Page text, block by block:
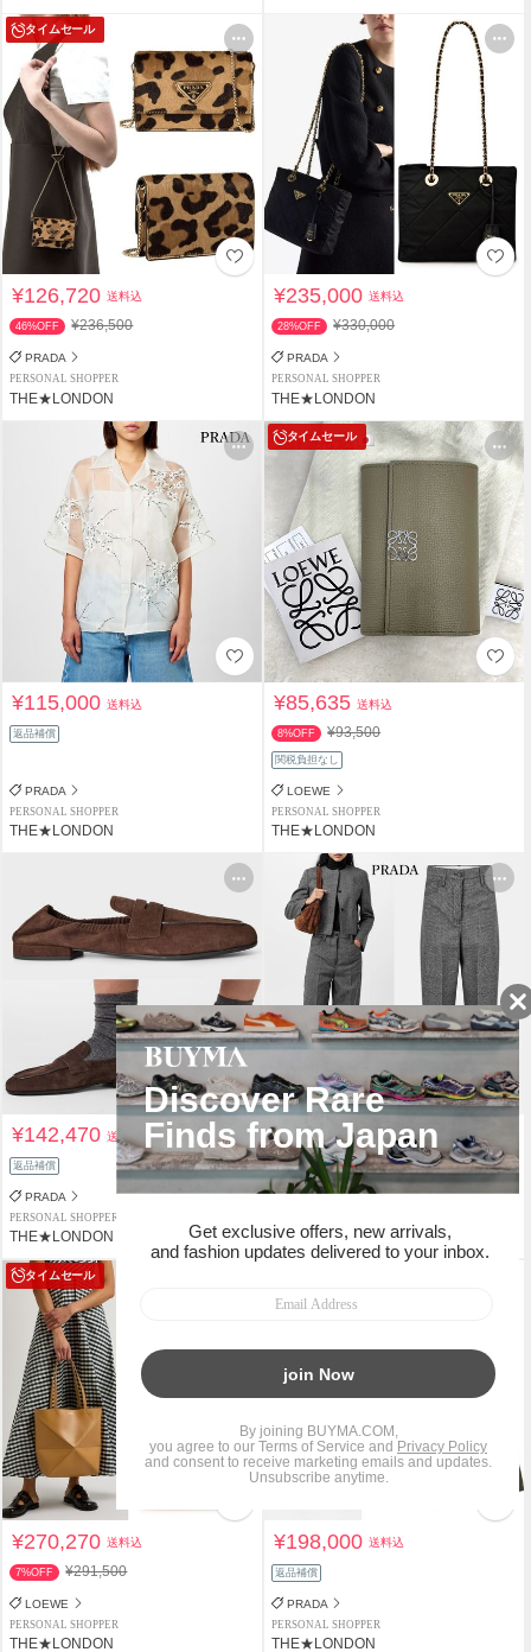
タイムセール
¥126,720送料込
46%OFF ¥236,500
PRADA
PERSONAL SHOPPER
THE★LONDON
¥235,000送料込
28%OFF ¥330,000
PRADA
PERSONAL SHOPPER
THE★LONDON
¥115,000送料込
返品補償
PRADA
PERSONAL SHOPPER
THE★LONDON
タイムセール
¥85,635送料込
8%OFF ¥93,500
関税負担なし
LOEWE
PERSONAL SHOPPER
THE★LONDON
¥142,470送料込
返品補償
PRADA
PERSONAL SHOPPER
THE★LONDON
¥245,000 送料込
返品補償
PRADA
THE★LONDON
タイムセール
¥270,270送料込
7%OFF ¥291,500
LOEWE
PERSONAL SHOPPER
THE★LONDON
¥198,000送料込
返品補償
PRADA
PERSONAL SHOPPER
THE★LONDON